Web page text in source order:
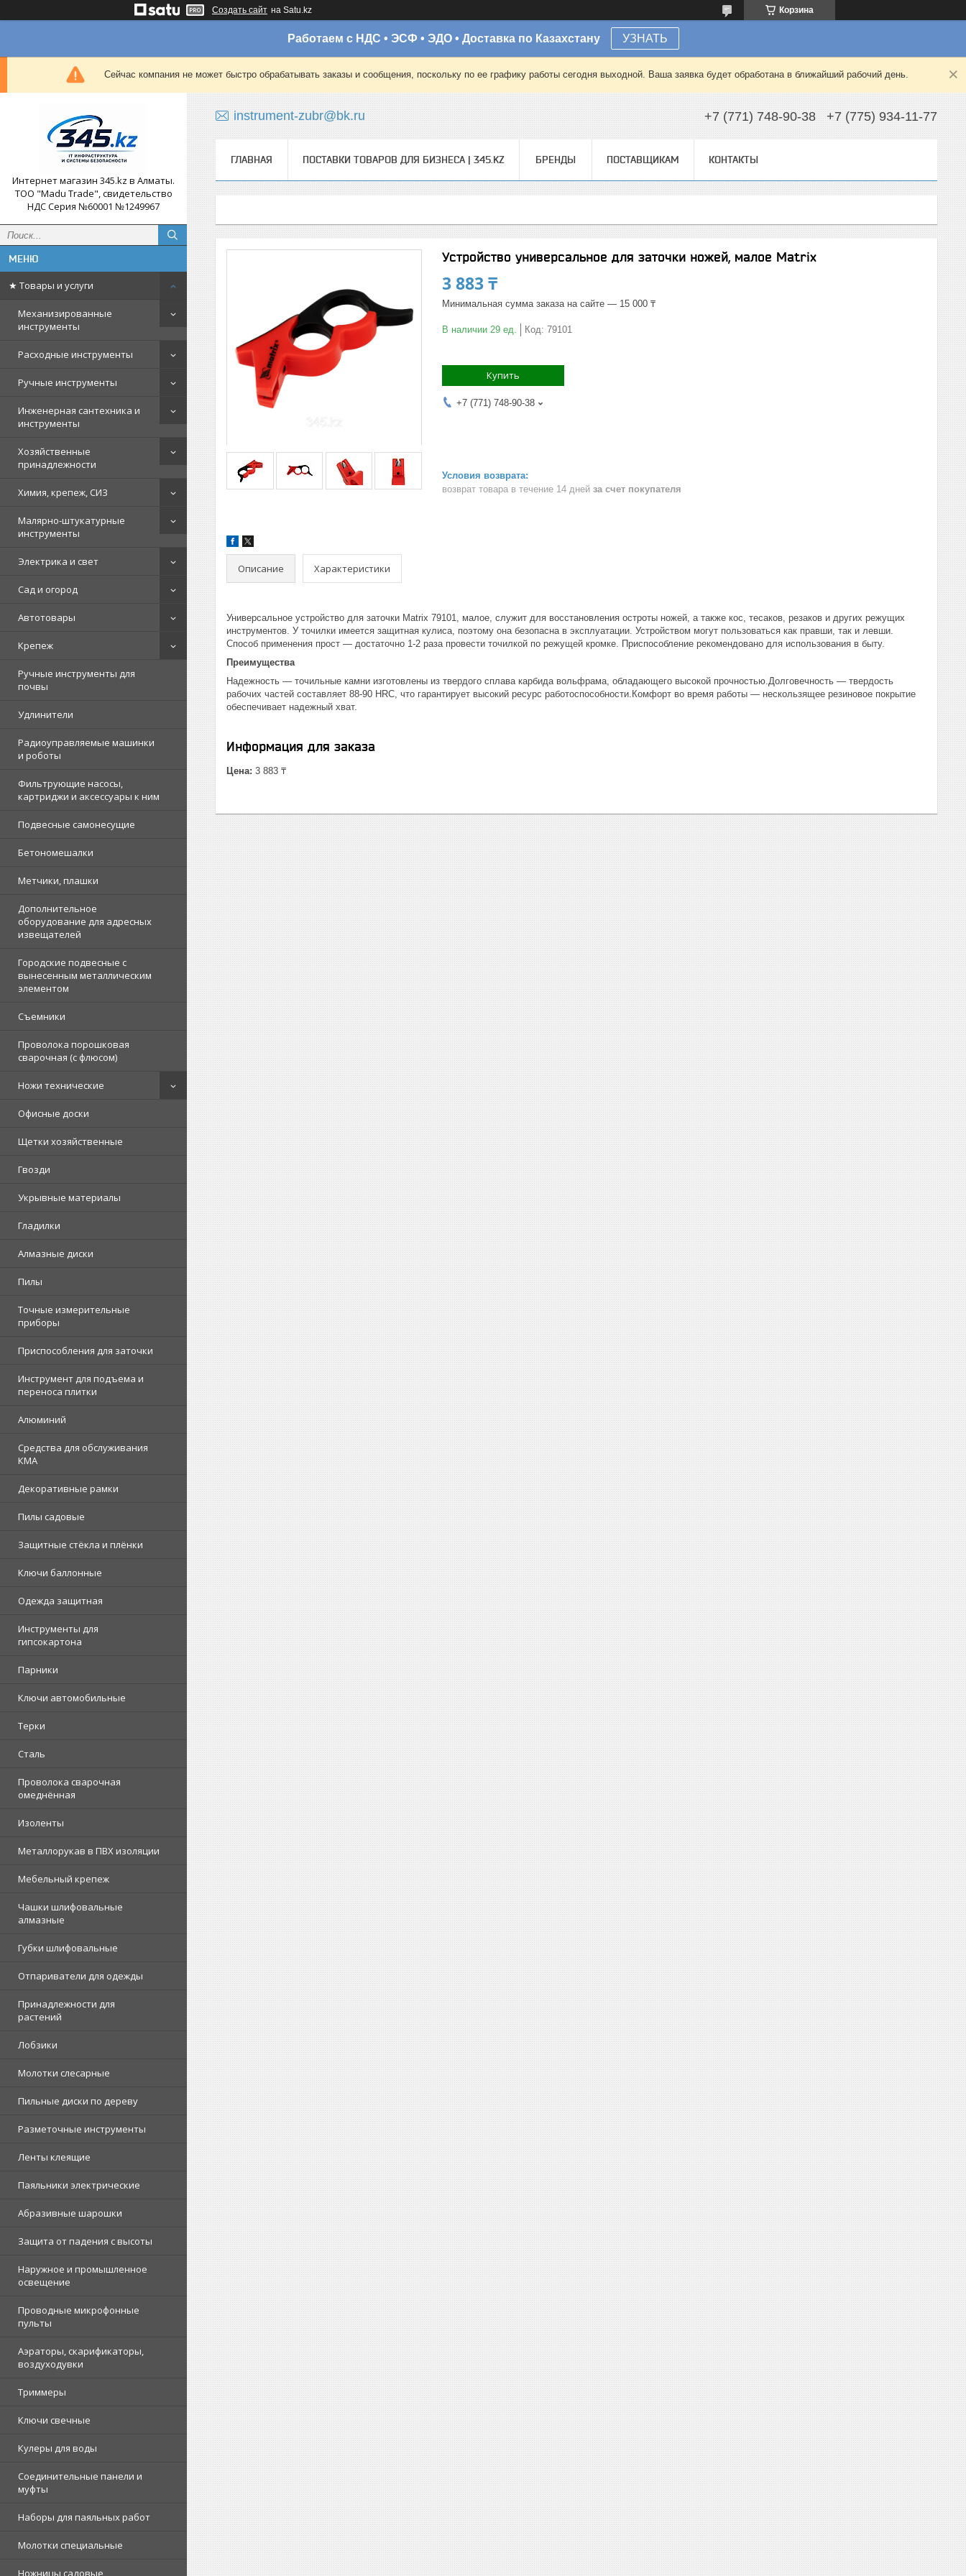
Создать сайт на Satu.kz Корзина
Работаем с НДС • ЭСФ • ЭДО • Доставка по Казахстану УЗНАТЬ
Сейчас компания не может быстро обрабатывать заказы и сообщения, поскольку по ее графику работы сегодня выходной. Ваша заявка будет обработана в ближайший рабочий день.
Интернет магазин 345.kz в Алматы.
ТОО "Madu Trade", свидетельство
НДС Серия №60001 №1249967
★ Товары и услуги
Механизированные
инструменты
Расходные инструменты
Ручные инструменты
Инженерная сантехника и
инструменты
Хозяйственные
принадлежности
Химия, крепеж, СИЗ
Малярно-штукатурные
инструменты
Электрика и свет
Сад и огород
Автотовары
Крепеж
Ручные инструменты для
почвы
Удлинители
Радиоуправляемые машинки
и роботы
Фильтрующие насосы,
картриджи и аксессуары к ним
Подвесные самонесущие
Бетономешалки
Метчики, плашки
Дополнительное
оборудование для адресных
извещателей
Городские подвесные с
вынесенным металлическим
элементом
Съемники
Проволока порошковая
сварочная (с флюсом)
Ножи технические
Офисные доски
Щетки хозяйственные
Гвозди
Укрывные материалы
Гладилки
Алмазные диски
Пилы
Точные измерительные
приборы
Приспособления для заточки
Инструмент для подъема и
переноса плитки
Алюминий
Средства для обслуживания
КМА
Декоративные рамки
Пилы садовые
Защитные стёкла и плёнки
Ключи баллонные
Одежда защитная
Инструменты для
гипсокартона
Парники
Ключи автомобильные
Терки
Сталь
Проволока сварочная
омеднённая
Изоленты
Металлорукав в ПВХ изоляции
Мебельный крепеж
Чашки шлифовальные
алмазные
Губки шлифовальные
Отпариватели для одежды
Принадлежности для
растений
Лобзики
Молотки слесарные
Пильные диски по дереву
Разметочные инструменты
Ленты клеящие
Паяльники электрические
Абразивные шарошки
Защита от падения с высоты
Наружное и промышленное
освещение
Проводные микрофонные
пульты
Аэраторы, скарификаторы,
воздуходувки
Триммеры
Ключи свечные
Кулеры для воды
Соединительные панели и
муфты
Наборы для паяльных работ
Молотки специальные
Ножницы садовые
instrument-zubr@bk.ru +7 (771) 748-90-38 +7 (775) 934-11-77
ГЛАВНАЯ ПОСТАВКИ ТОВАРОВ ДЛЯ БИЗНЕСА | 345.KZ БРЕНДЫ ПОСТАВЩИКАМ КОНТАКТЫ
Устройство универсальное для заточки ножей, малое Matrix
3 883 ₸
Минимальная сумма заказа на сайте — 15 000 ₸
В наличии 29 ед. Код: 79101
Купить
+7 (771) 748-90-38
возврат товара в течение 14 дней за счет покупателя
Описание Характеристики
Универсальное устройство для заточки Matrix 79101, малое, служит для восстановления остроты ножей, а также кос, тесаков, резаков и других режущих
инструментов. У точилки имеется защитная кулиса, поэтому она безопасна в эксплуатации. Устройством могут пользоваться как правши, так и левши.
Способ применения прост — достаточно 1-2 раза провести точилкой по режущей кромке. Приспособление рекомендовано для использования в быту.
Преимущества
Надежность — точильные камни изготовлены из твердого сплава карбида вольфрама, обладающего высокой прочностью.Долговечность — твердость
рабочих частей составляет 88-90 HRC, что гарантирует высокий ресурс работоспособности.Комфорт во время работы — нескользящее резиновое покрытие
обеспечивает надежный хват.
Информация для заказа
Цена: 3 883 ₸